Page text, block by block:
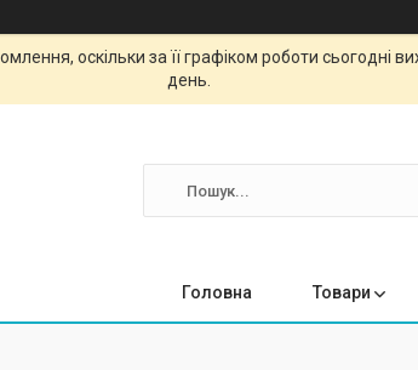
оскільки за її графіком роботи сьогодні
день.
Головна Товари